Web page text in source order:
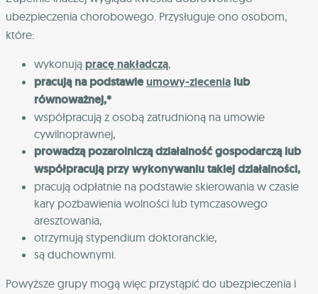
ubezpieczenia chorobowego. Przysługuje ono osobom,
które:
wykonują pracę nakładczą,
pracują na podstawieumowy-zlecenia lub
równoważnej,*
współpracują z osobą zatrudnioną na umowie
cywilnoprawnej,
prowadzą pozarolniczą działalność gospodarczą lub
współpracują przy wykonywaniu takiej działalności,
pracują odpłatnie na podstawie skierowania w czasie
kary pozbawienia wolności lub tymczasowego
aresztowania,
otrzymują stypendium doktoranckie,
są duchownymi.
Powyższe grupy mogą więc przystąpić do ubezpieczenia i